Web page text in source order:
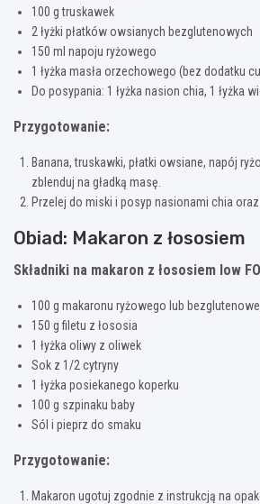
100 g truskawek
2 łyżki płatków owsianych bezglutenowych
150 ml napoju ryżowego
1 łyżka masła orzechowego (bez dodatku
Do posypania: 1 łyżka nasion chia, 1 łyżka
Przygotowanie:
Banana, truskawki, płatki owsiane, napój
zblenduj na gładką masę.
Przelej do miski i posyp nasionami chia
Obiad: Makaron z łososiem
Składniki na makaron z łososiem low
100 g makaronu ryżowego lub
150 g filetu z łososia
1 łyżka oliwy z oliwek
Sok z 1/2 cytryny
1 łyżka posiekanego koperku
100 g szpinaku baby
Sól i pieprz do smaku
Przygotowanie:
Makaron ugotuj zgodnie z instrukcją na